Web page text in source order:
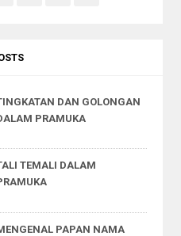
DAN GOLONGAN
PRAMUKA
TEMALI DALAM
PAPAN NAMA